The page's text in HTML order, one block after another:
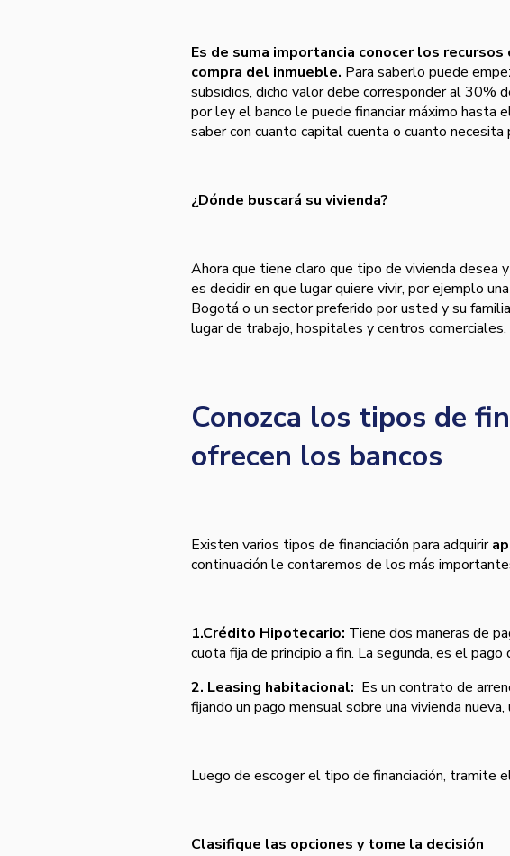
Es de suma importancia conocer los
compra del inmueble. Para saberlo puede
subsidios, dicho valor debe corresponder al 30%
por ley el banco le puede financiar máximo hasta
saber con cuanto capital cuenta o cuanto
¿Dónde buscará su vivienda?
Ahora que tiene claro que tipo de vivienda desea
es decidir en que lugar quiere vivir, por ejemplo una
Bogotá o un sector preferido por usted y su
lugar de trabajo, hospitales y centros comerciales.
Conozca los tipos de
ofrecen los bancos
Existen varios tipos de financiación para adquirir
continuación le contaremos de los más
1.Crédito Hipotecario: Tiene dos maneras de
cuota fija de principio a fin. La segunda, es el
2. Leasing habitacional: Es un contrato de
fijando un pago mensual sobre una vivienda
Luego de escoger el tipo de financiación, tramite
Clasifique las opciones y tome la decisión